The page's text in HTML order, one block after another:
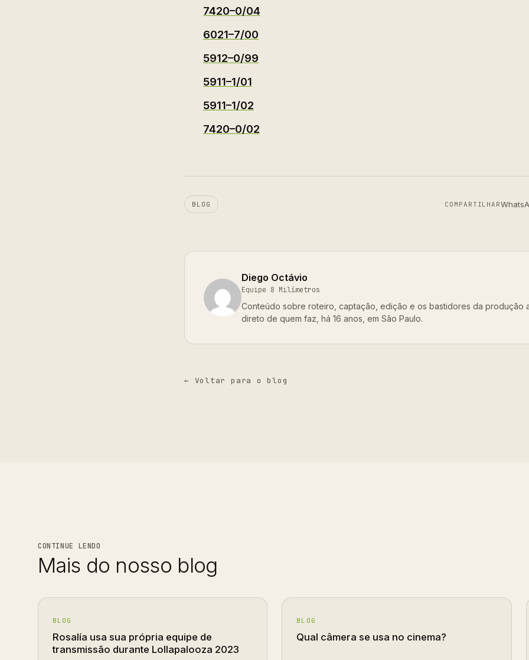
7420–0/04
6021–7/00
5912–0/99
5911–1/01
5911–1/02
7420–0/02
BLOG COMPARTILHAR
Diego Octávio
Equipe 8 Milímetros
Conteúdo sobre roteiro, captação, edição e os bastidores da produção
direto de quem faz, há 16 anos, em São Paulo.
← Voltar para o blog
CONTINUE LENDO
Mais do nosso blog
BLOG
Rosalía usa sua própria equipe de
transmissão durante Lollapalooza 2023
BLOG
Qual câmera se usa no cinema?